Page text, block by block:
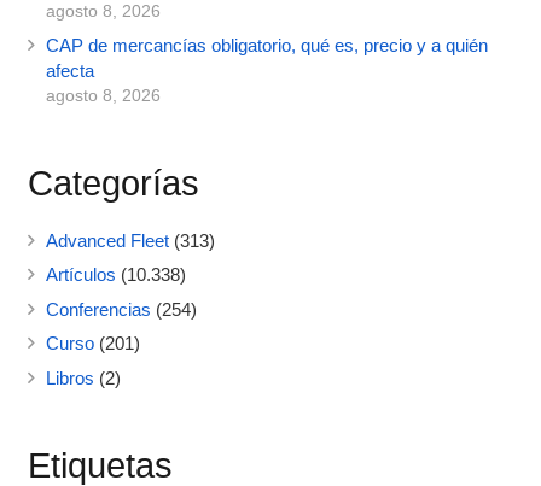
agosto 8, 2026
CAP de mercancías obligatorio, qué es, precio y a quién
afecta
agosto 8, 2026
Categorías
Advanced Fleet(313)
Artículos (10.338)
Conferencias (254)
Curso(201)
Libros (2)
Etiquetas